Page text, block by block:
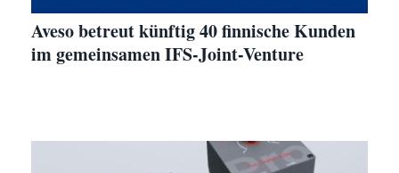
Aveso betreut künftig 40 finnische Kunden
im gemeinsamen IFS-Joint-Venture